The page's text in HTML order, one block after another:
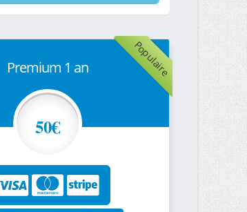
Populaire
Premium 1 an
50€